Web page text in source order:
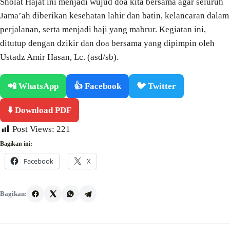
Jama’ah diberikan kesehatan lahir dan batin, kelancaran dalam
perjalanan, serta menjadi haji yang mabrur. Kegiatan ini,
ditutup dengan dzikir dan doa bersama yang dipimpin oleh
Ustadz Amir Hasan, Lc. (asd/sb).
📲 WhatsApp 👍 Facebook 🐦 Twitter
⬇️ Download PDF
Post Views: 221
Bagikan ini:
Facebook X
Bagikan: